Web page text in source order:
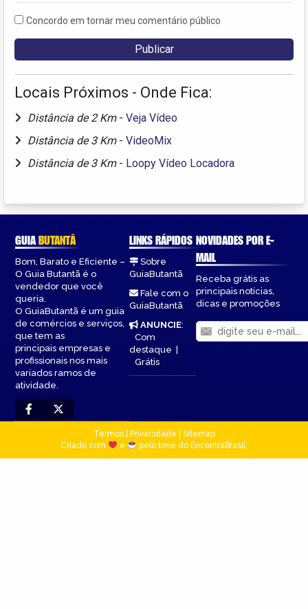
Concordo em tornar meu comentário público
Locais Próximos - Onde Fica:
Distância de 2 Km - Veja Vídeo
Distância de 3 Km - VideoMix
Distância de 3 Km - Loopy Vídeo Locadora
GUIABUTANTÃ
Bom, Barato e Eficiente –
O Guia Butantã é o
vendedor que você
queria.
O GuiaButantã é um guia
de comércios e serviços,
que tem as
principais empresas e
profissionais nos mais
variados ramos de
atividade.
LINKS RÁPIDOS
Sobre
GuiaButantã
Fale com o
GuiaButantã
ANUNCIE:
Com
destaque|
Grátis
NOVIDADES POR E-
MAIL
Receba grátis as
principais notícias,
dicas e promoções
Termos| Privacidade
Sitemap
Criado com
e pelo time do EncontraBrasil